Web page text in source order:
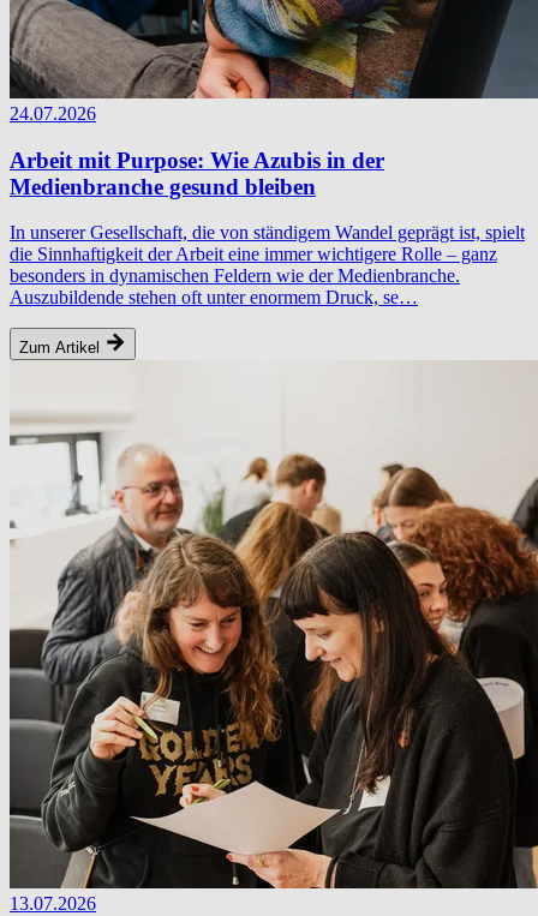
24.07.2026
Arbeit mit Purpose: Wie Azubis in der
Medienbranche gesund bleiben
In unserer Gesellschaft, die von ständigem Wandel geprägt ist, spielt
die Sinnhaftigkeit der Arbeit eine immer wichtigere Rolle – ganz
besonders in dynamischen Feldern wie der Medienbranche.
Auszubildende stehen oft unter enormem Druck, se…
Zum Artikel
13.07.2026